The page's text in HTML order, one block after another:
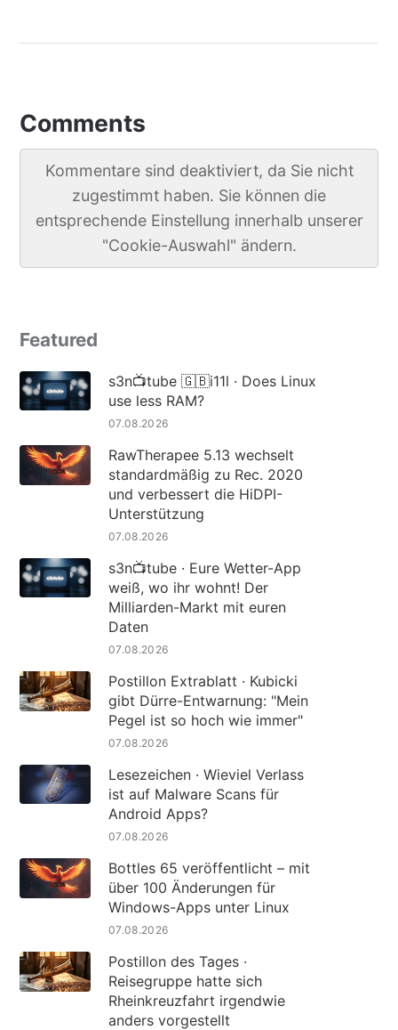
Comments
Kommentare sind deaktiviert, da Sie nicht
zugestimmt haben. Sie können die
entsprechende Einstellung innerhalb unserer
"Cookie-Auswahl" ändern.
Featured
s3n📺tube 🇬🇧i11l · Does Linux
use less RAM?
07.08.2026
RawTherapee 5.13 wechselt
standardmäßig zu Rec. 2020
und verbessert die HiDPI-
Unterstützung
07.08.2026
s3n📺tube · Eure Wetter-App
weiß, wo ihr wohnt! Der
Milliarden-Markt mit euren
Daten
07.08.2026
Postillon Extrablatt · Kubicki
gibt Dürre-Entwarnung: "Mein
Pegel ist so hoch wie immer"
07.08.2026
Lesezeichen · Wieviel Verlass
ist auf Malware Scans für
Android Apps?
07.08.2026
Bottles 65 veröffentlicht – mit
über 100 Änderungen für
Windows-Apps unter Linux
07.08.2026
Postillon des Tages ·
Reisegruppe hatte sich
Rheinkreuzfahrt irgendwie
anders vorgestellt